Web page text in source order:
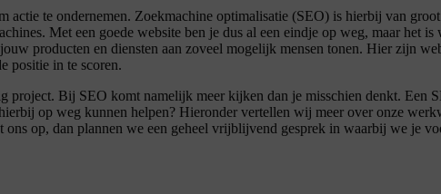
te ondernemen. Zoekmachine optimalisatie (SEO) is hierbij van
Met een goede website ben je dus al een eindje op weg, maar het
producten en diensten aan zoveel mogelijk mensen tonen. Hier zijn
positie in te scoren.
project. Bij SEO komt namelijk meer kijken dan je misschien denkt. Een
op weg kunnen helpen? Hieronder vertellen wij meer over onze
ons op, dan plannen we een geheel vrijblijvend gesprek in waarbij we je